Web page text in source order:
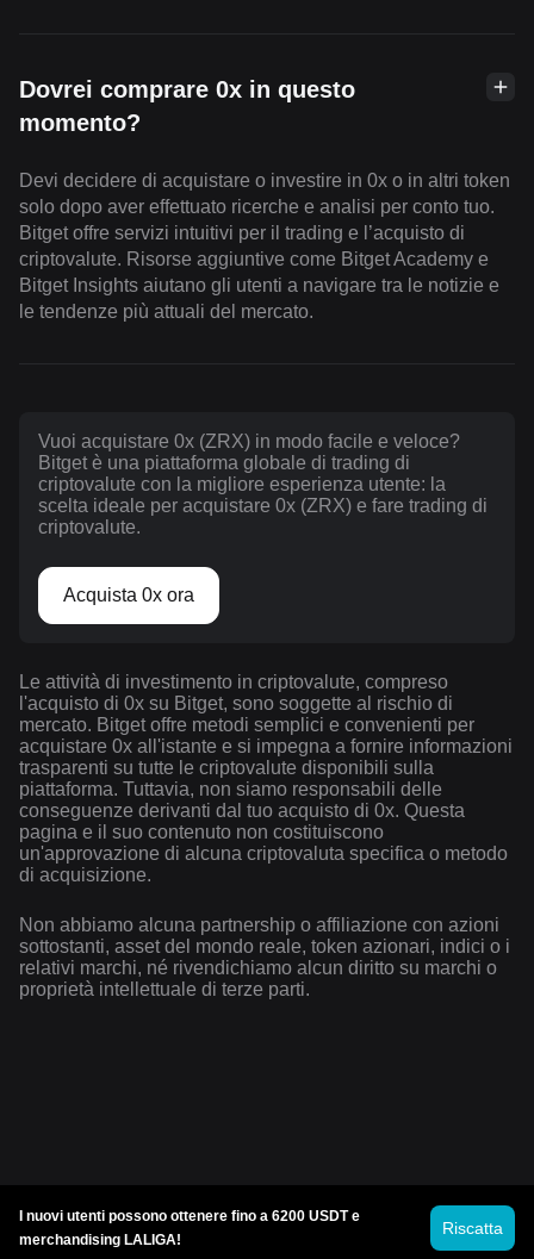
Dovrei comprare 0x in questo
momento?
Devi decidere di acquistare o investire in 0x o in altri token
solo dopo aver effettuato ricerche e analisi per conto tuo.
Bitget offre servizi intuitivi per il trading e l’acquisto di
criptovalute. Risorse aggiuntive come Bitget Academy e
Bitget Insights aiutano gli utenti a navigare tra le notizie e
le tendenze più attuali del mercato.
Vuoi acquistare 0x (ZRX) in modo facile e veloce?
Bitget è una piattaforma globale di trading di
criptovalute con la migliore esperienza utente: la
scelta ideale per acquistare 0x (ZRX) e fare trading di
criptovalute.
Acquista 0x ora
Le attività di investimento in criptovalute, compreso
l'acquisto di 0x su Bitget, sono soggette al rischio di
mercato. Bitget offre metodi semplici e convenienti per
acquistare 0x all'istante e si impegna a fornire informazioni
trasparenti su tutte le criptovalute disponibili sulla
piattaforma. Tuttavia, non siamo responsabili delle
conseguenze derivanti dal tuo acquisto di 0x. Questa
pagina e il suo contenuto non costituiscono
un'approvazione di alcuna criptovaluta specifica o metodo
di acquisizione.
Non abbiamo alcuna partnership o affiliazione con azioni
sottostanti, asset del mondo reale, token azionari, indici o i
relativi marchi, né rivendichiamo alcun diritto su marchi o
proprietà intellettuale di terze parti.
I nuovi utenti possono ottenere fino a 6200 USDT e
merchandising LALIGA!
Riscatta